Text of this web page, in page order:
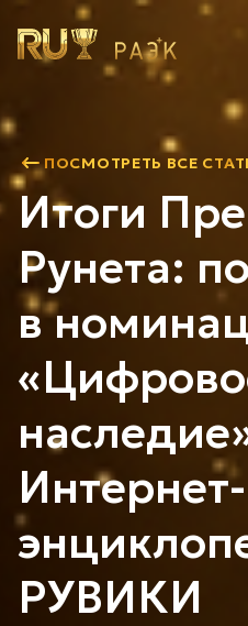
ПОСМОТРЕТЬ ВСЕ
Итоги
Рунета:
в
Интернет-
РУВИКИ